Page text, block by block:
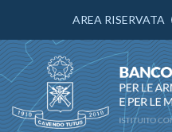
AREA RISERVATA